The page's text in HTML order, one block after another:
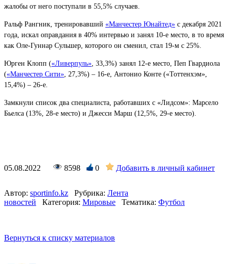
жалобы от него поступали в 55,5% случаев.
Ральф Рангник, тренировавший «Манчестер Юнайтед» с декабря 2021
года, искал оправдания в 40% интервью и занял 10-е место, в то время
как Оле-Гуннар Сульшер, которого он сменил, стал 19-м с 25%.
Юрген Клопп («Ливерпуль» , 33,3%) занял 12-е место, Пеп Гвардиола
(«Манчестер Сити» , 27,3%) – 16-е, Антонио Конте («Тоттенхэм»,
15,4%) – 26-е.
Замкнули список два специалиста, работавших с «Лидсом»: Марсело
Бьелса (13%, 28-е место) и Джесси Марш (12,5%, 29-е место).
05.08.2022 8598 0 Добавить в личный кабинет
Автор: sportinfo.kz Рубрика: Лента
новостей
Категория: Мировые Тематика: Футбол
Вернуться к списку материалов